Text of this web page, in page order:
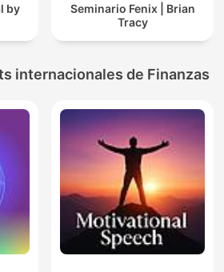
by
Seminario Fenix | Brian
Tracy
internacionales de Finanzas